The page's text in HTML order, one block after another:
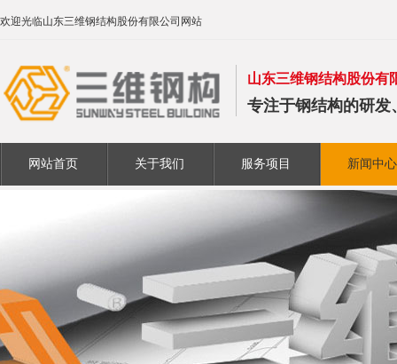
欢迎光临山东三维钢结构股份有限公司网站
山东三维钢结构股份有
专注于钢结构的研发
网站首页 关于我们 服务项目 新闻中心